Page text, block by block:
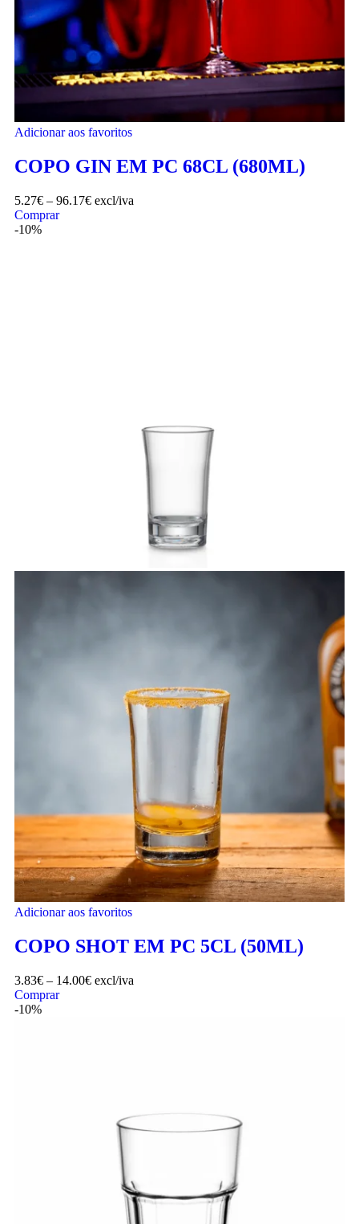
Adicionar aos favoritos
COPO GIN EM PC 68CL (680ML)
5.27€ – 96.17€ excl/iva
Comprar
-10%
Adicionar aos favoritos
COPO SHOT EM PC 5CL (50ML)
3.83€ – 14.00€ excl/iva
Comprar
-10%